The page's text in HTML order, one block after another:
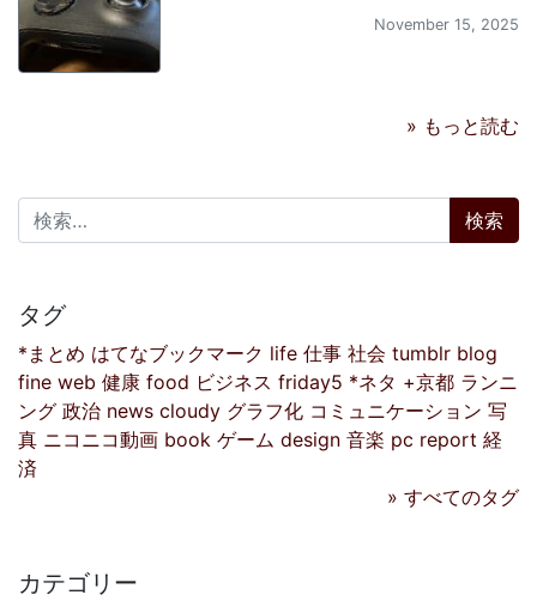
November 15, 2025
» もっと読む
検索:
タグ
*まとめ はてなブックマーク life 仕事 社会 tumblr blog
fine web 健康 food ビジネス friday5 *ネタ +京都 ランニ
ング 政治 news cloudy グラフ化 コミュニケーション 写
真 ニコニコ動画 book ゲーム design 音楽 pc report 経
済
» すべてのタグ
カテゴリー